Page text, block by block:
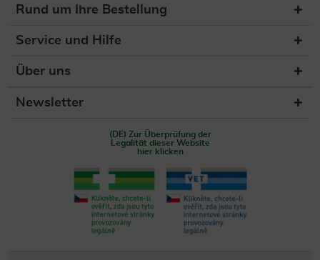
Rund um Ihre Bestellung
Service und Hilfe
Über uns
Newsletter
(DE) Zur Überprüfung der
Legalität dieser Website
hier klicken